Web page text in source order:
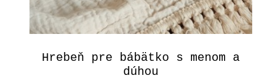
Hrebeň pre bábätko s menom a
dúhou